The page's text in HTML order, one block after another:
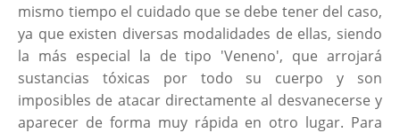
mismo tiempo el cuidado que se debe tener del caso,
ya que existen diversas modalidades de ellas, siendo
la más especial la de tipo 'Veneno', que arrojará
sustancias tóxicas por todo su cuerpo y son
imposibles de atacar directamente al desvanecerse y
aparecer de forma muy rápida en otro lugar. Para